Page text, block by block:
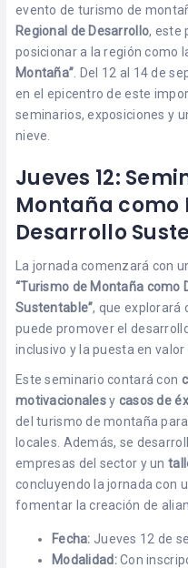
evento de turismo de
Regional de Desarrollo, este
posicionar a la región como
Montaña” . Del 12 al 14 de
en el epicentro de este
seminarios, exposiciones y
nieve.
Jueves 12:
Montaña como
Desarrollo
La jornada comenzará con
“Turismo de Montaña como
Sustentable”, que explorará
puede promover el
inclusivo y la puesta en
Este seminario contará con
motivacionalesy casos de
del turismo de montaña
locales. Además, se
empresas del sector y un
concluyendo la jornada con
fomentar la creación de
Fecha: Jueves 12 de
Modalidad:Con